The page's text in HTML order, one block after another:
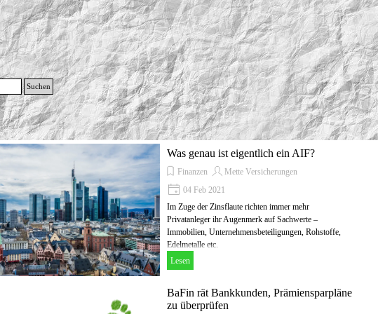
Suchen
Menü überspringen
Was genau ist eigentlich ein AIF?
Finanzen
Mette Versicherungen
04 Feb 2021
Im Zuge der Zinsflaute richten immer mehr
Privatanleger ihr Augenmerk auf Sachwerte –
Immobilien, Unternehmensbeteiligungen, Rohstoffe,
Edelmetalle etc.
Lesen
BaFin rät Bankkunden, Prämiensparpläne
zu überprüfen